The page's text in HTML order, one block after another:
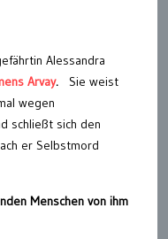
Alessandra
Arvay. Sie weist
wegen
schließt sich den
er Selbstmord
Menschen von ihm